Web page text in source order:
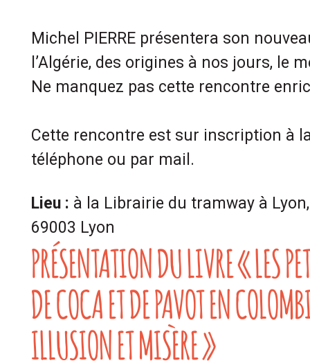
Michel PIERRE présentera son
l’Algérie, des origines à nos jours, le
Ne manquez pas cette rencontre
Cette rencontre est sur inscription à
téléphone ou par mail.
Lieu : à la Librairie du tramway à
69003 Lyon
PRÉSENTATION DU LIVRE « LES
DE COCA ET DE PAVOT EN
ILLUSION ET MISÈRE »